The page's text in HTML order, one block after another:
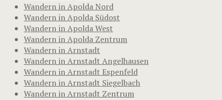
Wandern in Apolda Nord
Wandern in Apolda Südost
Wandern in Apolda West
Wandern in Apolda Zentrum
Wandern in Arnstadt
Wandern in Arnstadt Angelhausen
Wandern in Arnstadt Espenfeld
Wandern in Arnstadt Siegelbach
Wandern in Arnstadt Zentrum